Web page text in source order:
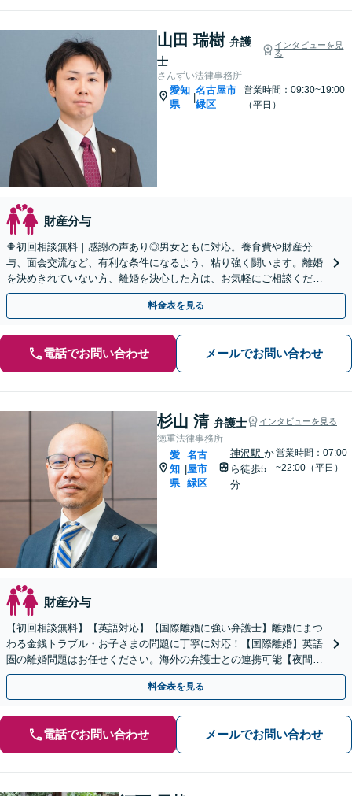
山田 瑞樹 弁護
士
インタビューを見
る
さんずい法律事務所
愛知
県
名古屋市
緑区
営業時間：09:30~19:00
（平日）
財産分与
🔶初回相談無料｜感謝の声あり◎男女ともに対応。養育費や財産分
与、面会交流など、有利な条件になるよう、粘り強く闘います。離婚
を決めきれていない方、離婚を決心した方は、お気軽にご相談くださ
い【休日・夜間面談OK】【駐車場あり】
料金表を見る
電話でお問い合わせ メールでお問い合わせ
杉山 清 弁護士 インタビューを見る
徳重法律事務所
愛
知
県
名古
屋市
緑区
神沢駅 か
ら徒歩5
分
営業時間：07:00
~22:00（平日）
財産分与
【初回相談無料】【英語対応】【国際離婚に強い弁護士】離婚にまつ
わる金銭トラブル・お子さまの問題に丁寧に対応！【国際離婚】英語
圏の離婚問題はお任せください。海外の弁護士との連携可能【夜間／
休日面談】【お子さま同席OK】【徳重駅／神沢駅5分】
料金表を見る
電話でお問い合わせ メールでお問い合わせ